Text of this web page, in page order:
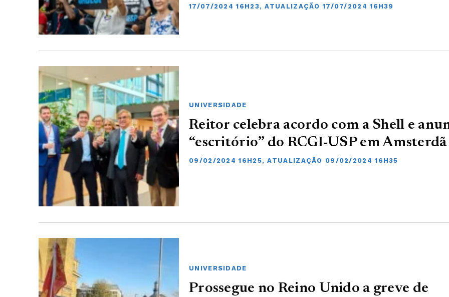
17/07/2024 16H23, ATUALIZAÇÃO 17/07/2024 16H39
UNIVERSIDADE
Reitor celebra acordo com a Shell e
“escritório” do RCGI-USP em Amsterdã
09/02/2024 16H25, ATUALIZAÇÃO 09/02/2024 16H35
UNIVERSIDADE
Prossegue no Reino Unido a greve de